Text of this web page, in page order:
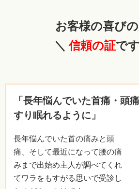
お客様の喜び
＼信頼の証で
「長年悩んでいた首痛・頭
すり眠れるように」
長年悩んでいた首の痛みと頭
痛、そして最近になって腰の痛
みまで出始め主人が調べてくれ
てワラをもすがる思いで受診し